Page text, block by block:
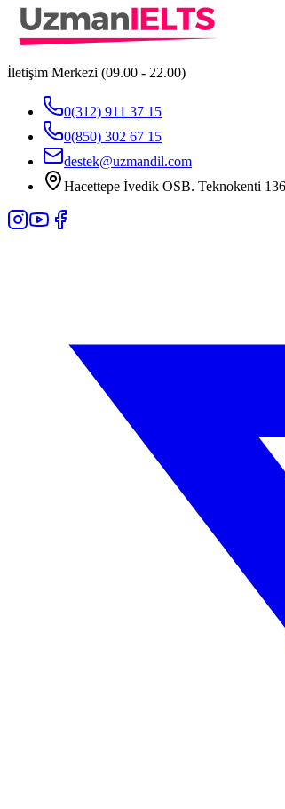
İletişim Merkezi (09.00 - 22.00)
0(312) 911 37 15
0(850) 302 67 15
destek@uzmandil.com
Hacettepe İvedik OSB. Teknokenti